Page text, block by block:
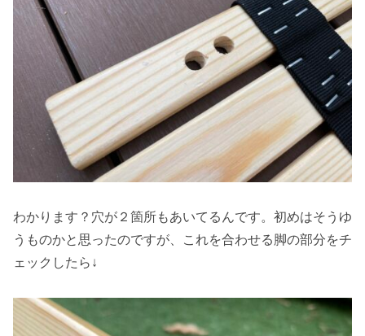
わかります？穴が２箇所もあいてるんです。初めはそうゆ
うものかと思ったのですが、これを合わせる脚の部分をチ
ェックしたら↓